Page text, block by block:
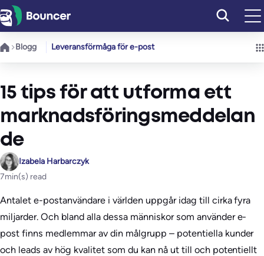
Hoppa
till
innehåll
Blogg Leveransförmåga för e-post
15 tips för att utforma ett
marknadsföringsmeddelan
de
Izabela Harbarczyk
7min(s) read
Antalet e-postanvändare i världen uppgår idag till cirka fyra
miljarder. Och bland alla dessa människor som använder e-
post finns medlemmar av din målgrupp – potentiella kunder
och leads av hög kvalitet som du kan nå ut till och potentiellt